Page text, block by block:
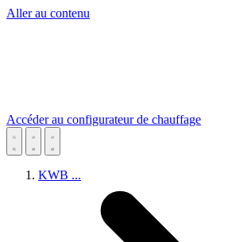
Aller au contenu
Accéder au configurateur de chauffage
KWB ...